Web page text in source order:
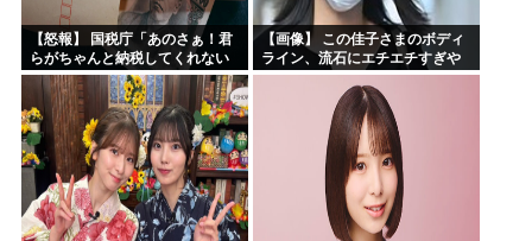
【怒報】 国税庁「あのさぁ！君
らがちゃんと納税してくれない
とこうなっちゃうけどどうす
る？！」←これw w w w w w w w
【画像】 この佳子さまのボディ
ライン、流石にエチエチすぎや
ろ！